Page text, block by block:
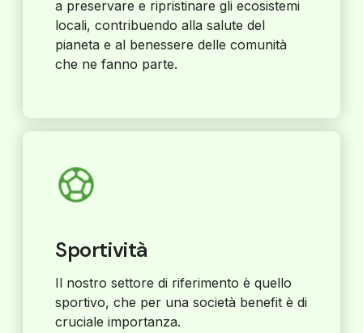
a preservare e ripristinare gli ecosistemi
locali, contribuendo alla salute del
pianeta e al benessere delle comunità
che ne fanno parte.
Sportività
Il nostro settore di riferimento è quello
sportivo, che per una società benefit è di
cruciale importanza.